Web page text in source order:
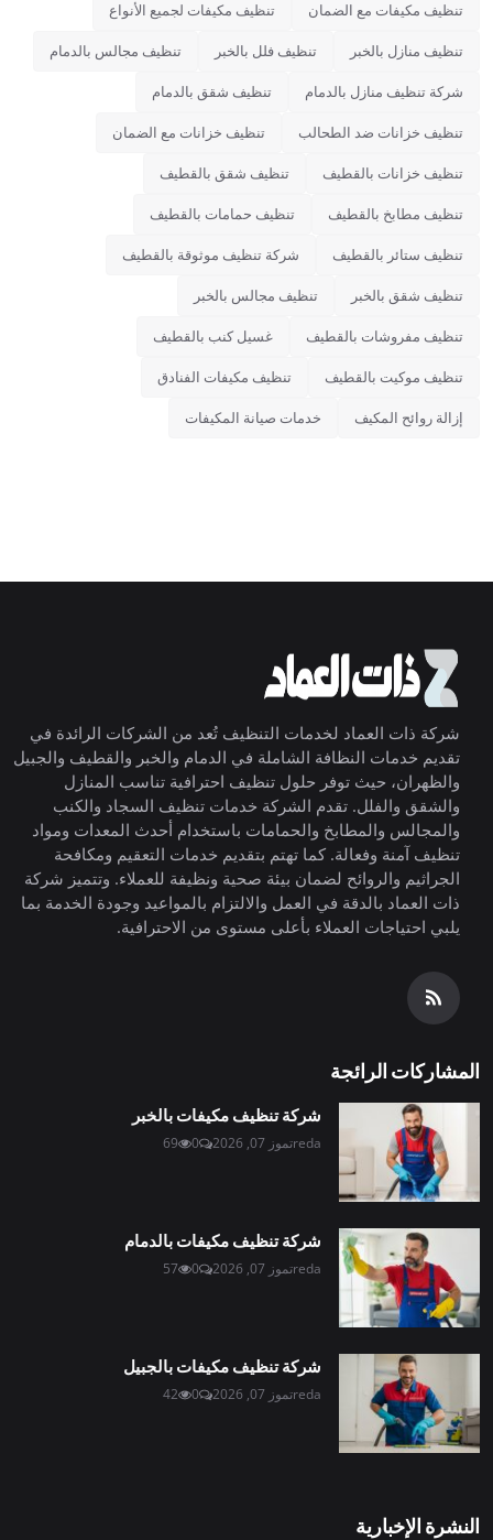
تنظيف مكيفات مع الضمان تنظيف مكيفات لجميع الأنواع
تنظيف منازل بالخبر تنظيف فلل بالخبر تنظيف مجالس بالدمام
شركة تنظيف منازل بالدمام تنظيف شقق بالدمام
تنظيف خزانات ضد الطحالب تنظيف خزانات مع الضمان
تنظيف خزانات بالقطيف تنظيف شقق بالقطيف
تنظيف مطابخ بالقطيف تنظيف حمامات بالقطيف
تنظيف ستائر بالقطيف شركة تنظيف موثوقة بالقطيف
تنظيف شقق بالخبر تنظيف مجالس بالخبر
تنظيف مفروشات بالقطيف غسيل كنب بالقطيف
تنظيف موكيت بالقطيف تنظيف مكيفات الفنادق
إزالة روائح المكيف خدمات صيانة المكيفات
شركة ذات العماد لخدمات التنظيف تُعد من الشركات الرائدة في
تقديم خدمات النظافة الشاملة في الدمام والخبر والقطيف والجبيل
والظهران، حيث توفر حلول تنظيف احترافية تناسب المنازل
والشقق والفلل. تقدم الشركة خدمات تنظيف السجاد والكنب
والمجالس والمطابخ والحمامات باستخدام أحدث المعدات ومواد
تنظيف آمنة وفعالة. كما تهتم بتقديم خدمات التعقيم ومكافحة
الجراثيم والروائح لضمان بيئة صحية ونظيفة للعملاء. وتتميز شركة
ذات العماد بالدقة في العمل والالتزام بالمواعيد وجودة الخدمة بما
يلبي احتياجات العملاء بأعلى مستوى من الاحترافية.
المشاركات الرائجة
شركة تنظيف مكيفات بالخبر
redaتموز 07, 2026 0
69
شركة تنظيف مكيفات بالدمام
redaتموز 07, 2026 0
57
شركة تنظيف مكيفات بالجبيل
redaتموز 07, 2026 0
42
النشرة الإخبارية